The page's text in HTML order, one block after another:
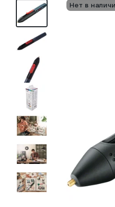
Нет в